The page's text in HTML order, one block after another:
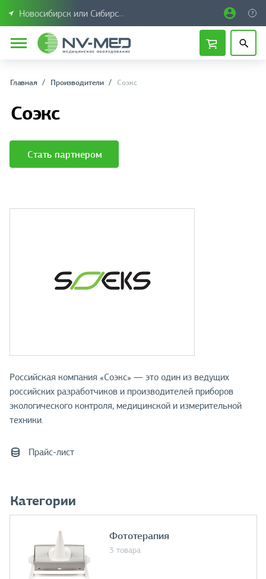
Новосибирск или Сибирский федеральный округ
Главная Производители Соэкс
Соэкс
Стать партнером
Российская компания «Соэкс» — это один из ведущих
российских разработчиков и производителей приборов
экологического контроля, медицинской и измерительной
техники.
Прайс-лист
Категории
Фототерапия
3 товара